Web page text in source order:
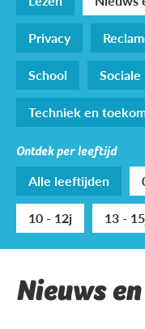
Privacy
School
Sociale
Techniek en
Ontdek per leeftijd
Alle leeftijden
10 - 12j
13 -
Nieuws